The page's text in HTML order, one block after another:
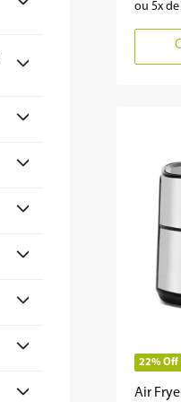
ou 5x de
22%Off
Air